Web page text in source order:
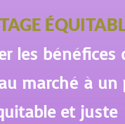
les bénéfices
marché à un
et juste